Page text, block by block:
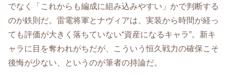
でなく「これからも編成に組み込みやすい」かで判断する
のが鉄則だ。雷電将軍とナヴィアは、実装から時間が経っ
ても評価が大きく落ちていない“資産になるキャラ”。新キ
ャラに目を奪われがちだが、こういう恒久戦力の確保こそ
後悔が少ない、というのが筆者の持論だ。